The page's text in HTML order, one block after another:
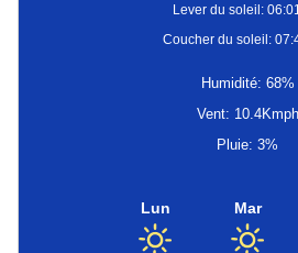
Lever du soleil:
Coucher du soleil:
Humidité: 68%
Vent: 10.4Kmph
Pluie: 3%
Lun Mar